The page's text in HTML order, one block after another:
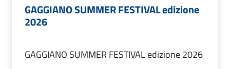
GAGGIANO SUMMER FESTIVAL edizione
2026
GAGGIANO SUMMER FESTIVAL edizione 2026